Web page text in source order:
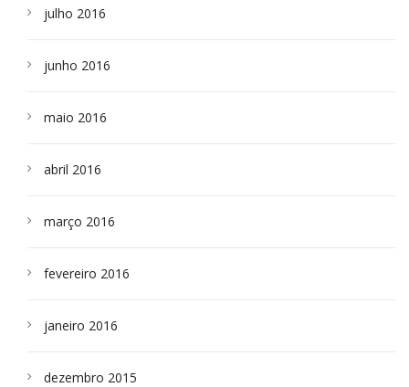
julho 2016
junho 2016
maio 2016
abril 2016
março 2016
fevereiro 2016
janeiro 2016
dezembro 2015